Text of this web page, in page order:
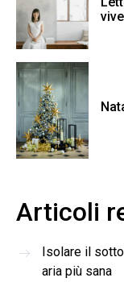
Articoli
Isolare il
aria più sana